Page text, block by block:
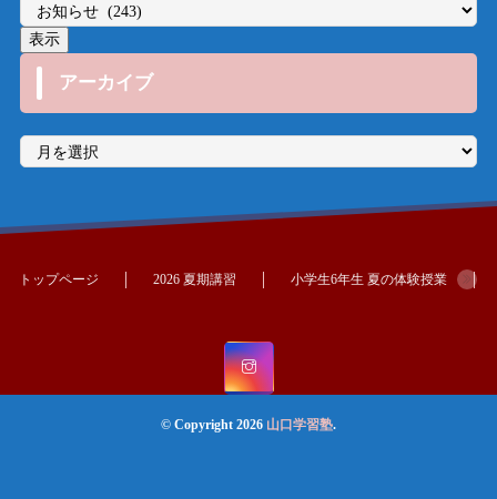
アーカイブ
ア
カ
トップページ 2026 夏期講習 小学生6年生 夏の体験授業
© Copyright 2026 山口学習塾.